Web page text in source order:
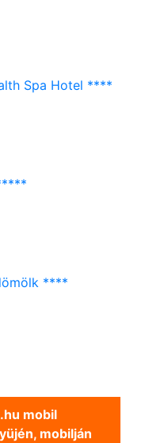
Spa Hotel ****
****
mobil
mobilján